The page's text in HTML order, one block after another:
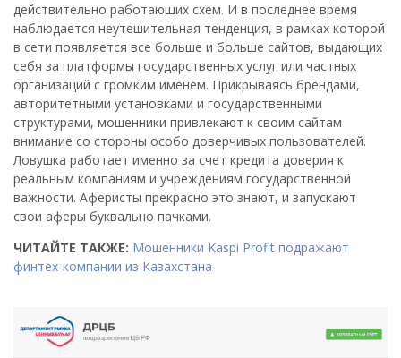
действительно работающих схем. И в последнее время
наблюдается неутешительная тенденция, в рамках которой
в сети появляется все больше и больше сайтов, выдающих
себя за платформы государственных услуг или частных
организаций с громким именем. Прикрываясь брендами,
авторитетными установками и государственными
структурами, мошенники привлекают к своим сайтам
внимание со стороны особо доверчивых пользователей.
Ловушка работает именно за счет кредита доверия к
реальным компаниям и учреждениям государственной
важности. Аферисты прекрасно это знают, и запускают
свои аферы буквально пачками.
ЧИТАЙТЕ ТАКЖЕ: Мошенники Kaspi Profit подражают
финтех-компании из Казахстана